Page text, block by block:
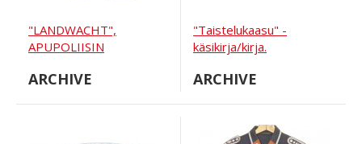
"LANDWACHT",
APUPOLIISIN
ARCHIVE
"Taistelukaasu" -
käsikirja/kirja.
taistelukaasupommit,
taktiset... Vuosi 1928.
ARCHIVE